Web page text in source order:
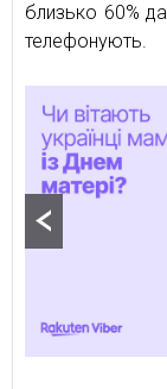
близько 60%
телефонують.